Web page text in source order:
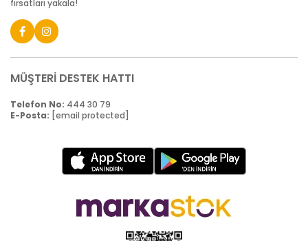
fırsatları yakala!
MÜŞTERİ DESTEK HATTI
Telefon No: 444 30 79
E-Posta: [email protected]